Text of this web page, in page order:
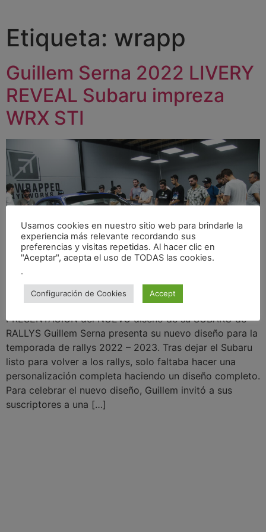
Etiqueta: wrapp
Guillem Serna 2022 LIVERY
REVEAL Subaru impreza
WRX STI
PRESENTACIÓN del NUEVO diseño de su SUBARU de
RALLYS Guillem Serna presenta su nuevo diseño para la
temporada de rallys 2022 – 2023. Tras dejar el Subaru
listo para volver a los rallys, solo faltaba hacer una
personalización completa haciendo un diseño completo.
Para celebrar el nuevo diseño, Guillem invitó a sus
suscriptores a una […]
Usamos cookies en nuestro sitio web para brindarle la
experiencia más relevante recordando sus
preferencias y visitas repetidas. Al hacer clic en
"Aceptar", acepta el uso de TODAS las cookies.
.
Configuración de Cookies Accept